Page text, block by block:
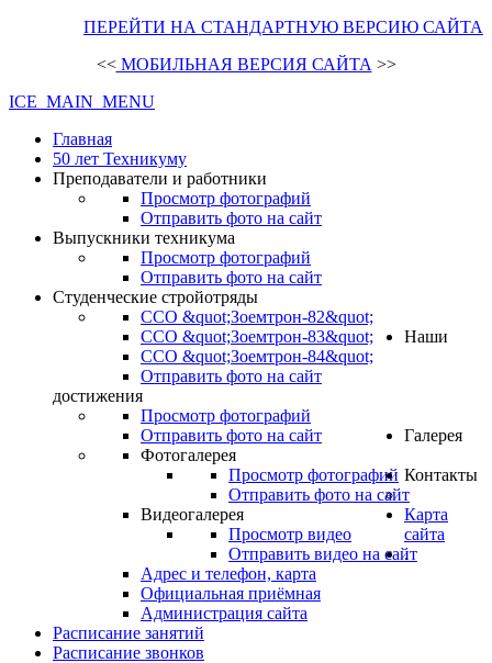
ПЕРЕЙТИ НА СТАНДАРТНУЮ ВЕРСИЮ САЙТА
<<МОБИЛЬНАЯ ВЕРСИЯ САЙТА >>
ICE_MAIN_MENU
Главная
50 лет Техникуму
Преподаватели и работники
Просмотр фотографий
Отправить фото на сайт
Выпускники техникума
Просмотр фотографий
Отправить фото на сайт
Студенческие стройотряды
ССО &quot;Зоемтрон-82&quot;
ССО &quot;Зоемтрон-83&quot;
ССО &quot;Зоемтрон-84&quot;
Отправить фото на сайт
Наши
достижения
Просмотр фотографий
Отправить фото на сайт
Галерея
Фотогалерея
Просмотр фотографий
Отправить фото на сайт
Видеогалерея
Просмотр видео
Отправить видео на сайт
Контакты
Адрес и телефон, карта
Официальная приёмная
Администрация сайта
Карта
сайта
.
Расписание занятий
Расписание звонков